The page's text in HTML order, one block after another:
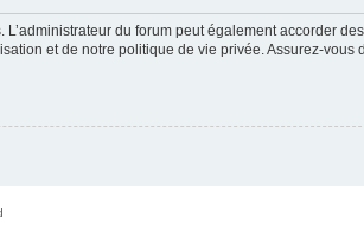
du forum peut également accorder
et de notre politique de vie privée. Assurez-vous